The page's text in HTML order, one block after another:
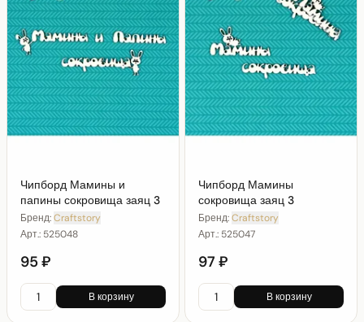
Чипборд Мамины и
папины сокровища заяц 3
Бренд:Craftstory
Арт.: 525048
95 ₽
В корзину
Чипборд Мамины
сокровища заяц 3
Бренд:Craftstory
Арт.: 525047
97 ₽
В корзину